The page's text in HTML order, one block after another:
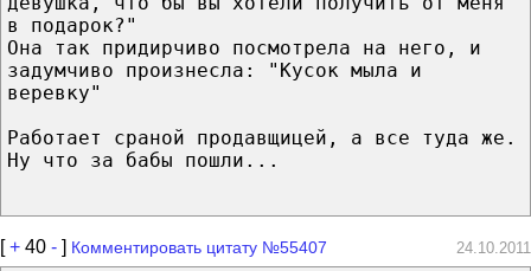
в подарок?"
Она так придирчиво посмотрела на него, и
задумчиво произнесла: "Кусок мыла и
веревку"
Работает сраной продавщицей, а все туда же.
Ну что за бабы пошли...
[+ 40 - ] Комментировать цитату №55407 24.10.2011